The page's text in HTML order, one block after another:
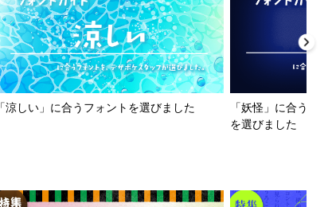
「涼しい」に合うフォントを選びました
「妖怪」に合うフ
を選びました